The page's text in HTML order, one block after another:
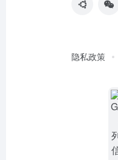
隐私政策